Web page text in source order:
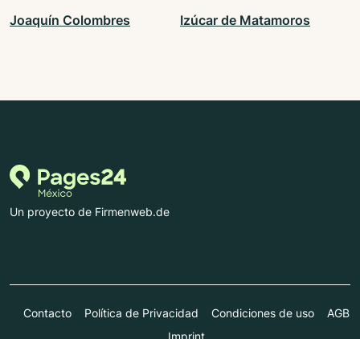
Joaquín Colombres Izúcar de Matamoros
Un proyecto de Firmenweb.de
Contacto Política de Privacidad Condiciones de uso
AGB